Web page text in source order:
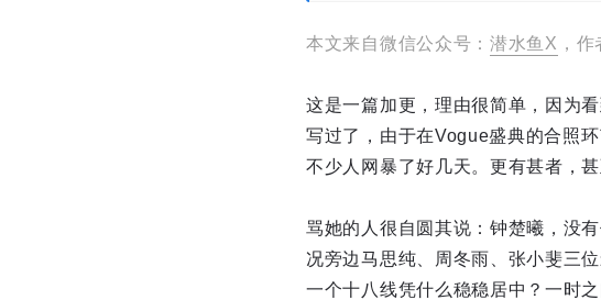
本文来自微信公众号： 潜水鱼X ，
这是一篇加更，理由很简单，因为
写过了，由于在Vogue盛典的合照
不少人网暴了好几天。更有甚者，
骂她的人很自圆其说：钟楚曦，没
况旁边马思纯、周冬雨、张小斐三
一个十八线凭什么稳稳居中？一时